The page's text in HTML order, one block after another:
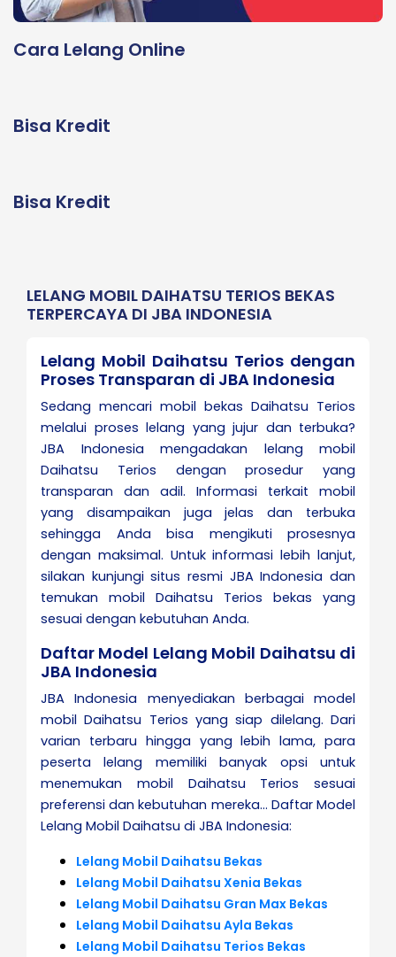
Cara Lelang Online
Bisa Kredit
Bisa Kredit
LELANG MOBIL DAIHATSU TERIOS BEKAS
TERPERCAYA DI JBA INDONESIA
Lelang Mobil Daihatsu Terios dengan
Proses Transparan di JBA Indonesia
Sedang mencari mobil bekas Daihatsu Terios
melalui proses lelang yang jujur dan terbuka?
JBA Indonesia mengadakan lelang mobil
Daihatsu Terios dengan prosedur yang
transparan dan adil. Informasi terkait mobil
yang disampaikan juga jelas dan terbuka
sehingga Anda bisa mengikuti prosesnya
dengan maksimal. Untuk informasi lebih lanjut,
silakan kunjungi situs resmi JBA Indonesia dan
temukan mobil Daihatsu Terios bekas yang
sesuai dengan kebutuhan Anda.
Daftar Model Lelang Mobil Daihatsu di
JBA Indonesia
JBA Indonesia menyediakan berbagai model
mobil Daihatsu Terios yang siap dilelang. Dari
varian terbaru hingga yang lebih lama, para
peserta lelang memiliki banyak opsi untuk
menemukan mobil Daihatsu Terios sesuai
preferensi dan kebutuhan mereka... Daftar Model
Lelang Mobil Daihatsu di JBA Indonesia:
Lelang Mobil Daihatsu Bekas
Lelang Mobil Daihatsu Xenia Bekas
Lelang Mobil Daihatsu Gran Max Bekas
Lelang Mobil Daihatsu Ayla Bekas
Lelang Mobil Daihatsu Terios Bekas